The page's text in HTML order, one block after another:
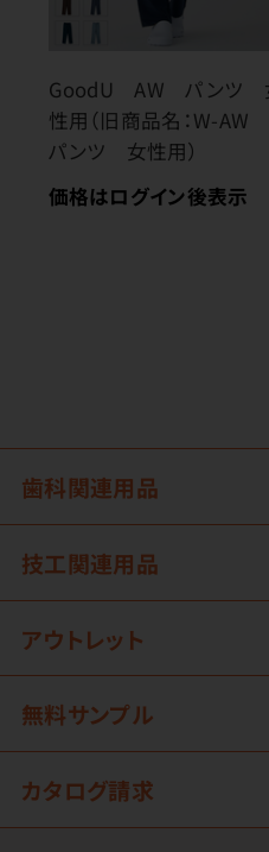
GoodU AW パンツ
性用（旧商品名：W-AW
パンツ 女性用）
価格はログイン後表示
歯科関連用品
技工関連用品
アウトレット
無料サンプル
カタログ請求